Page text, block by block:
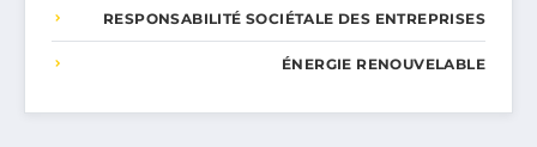
RESPONSABILITÉ SOCIÉTALE DES ENTREPRISES
ÉNERGIE RENOUVELABLE